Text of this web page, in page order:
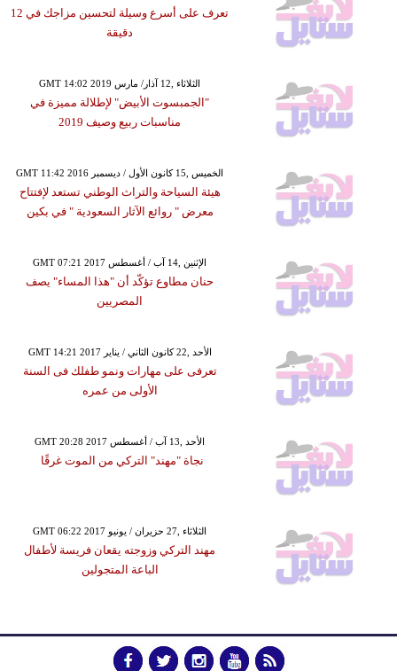
تعرف على أسرع وسيلة لتحسين مزاجك في 12
دقيقة
GMT 14:02 2019 الثلاثاء ,12 آذار/ مارس
"الجمبسوت الأبيض" لإطلالة مميزة في
مناسبات ربيع وصيف 2019
GMT 11:42 2016 الخميس ,15 كانون الأول / ديسمبر
هيئة السياحة والتراث الوطني تستعد لإفتتاح
معرض " روائع الآثار السعودية " في بكين
GMT 07:21 2017 الإثنين ,14 آب / أغسطس
حنان مطاوع تؤكّد أن "هذا المساء" يصف
المصريين
GMT 14:21 2017 الأحد ,22 كانون الثاني / يناير
تعرفى على مهارات ونمو طفلك فى السنة
الأولى من عمره
GMT 20:28 2017 الأحد ,13 آب / أغسطس
نجاة "مهند" التركي من الموت غرقًا
GMT 06:22 2017 الثلاثاء ,27 حزيران / يونيو
مهند التركي وزوجته يقعان فريسة لأطفال
الباعة المتجولين